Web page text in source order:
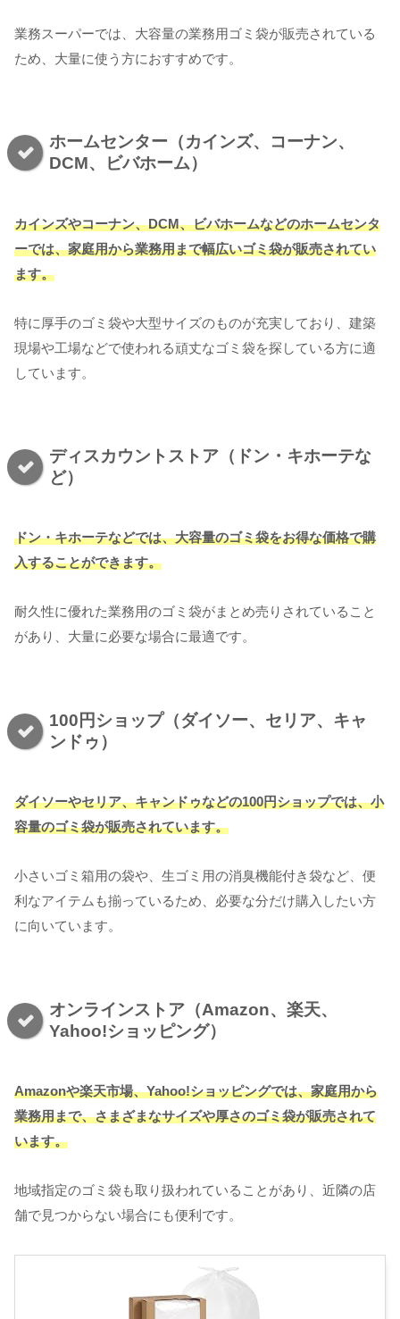
業務スーパーでは、大容量の業務用ゴミ袋が販売されている
ため、大量に使う方におすすめです。
ホームセンター（カインズ、コーナン、
DCM、ビバホーム）
カインズやコーナン、DCM、ビバホームなどのホームセンタ
ーでは、家庭用から業務用まで幅広いゴミ袋が販売されてい
ます。
特に厚手のゴミ袋や大型サイズのものが充実しており、建築
現場や工場などで使われる頑丈なゴミ袋を探している方に適
しています。
ディスカウントストア（ドン・キホーテな
ど）
ドン・キホーテなどでは、大容量のゴミ袋をお得な価格で購
入することができます。
耐久性に優れた業務用のゴミ袋がまとめ売りされていること
があり、大量に必要な場合に最適です。
100円ショップ（ダイソー、セリア、キャ
ンドゥ）
ダイソーやセリア、キャンドゥなどの100円ショップでは、小
容量のゴミ袋が販売されています。
小さいゴミ箱用の袋や、生ゴミ用の消臭機能付き袋など、便
利なアイテムも揃っているため、必要な分だけ購入したい方
に向いています。
オンラインストア（Amazon、楽天、
Yahoo!ショッピング）
Amazonや楽天市場、Yahoo!ショッピングでは、家庭用から
業務用まで、さまざまなサイズや厚さのゴミ袋が販売されて
います。
地域指定のゴミ袋も取り扱われていることがあり、近隣の店
舗で見つからない場合にも便利です。